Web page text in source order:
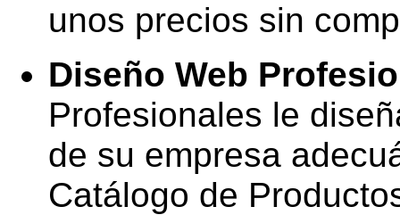
unos precios sin
Diseño Web
Profesionales le
de su empresa
Catálogo de